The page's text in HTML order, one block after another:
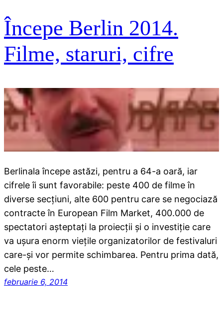
Începe Berlin 2014.
Filme, staruri, cifre
Berlinala începe astăzi, pentru a 64-a oară, iar
cifrele îi sunt favorabile: peste 400 de filme în
diverse secţiuni, alte 600 pentru care se negociază
contracte în European Film Market, 400.000 de
spectatori aşteptaţi la proiecţii şi o investiţie care
va uşura enorm vieţile organizatorilor de festivaluri
care-şi vor permite schimbarea. Pentru prima dată,
cele peste…
februarie 6, 2014